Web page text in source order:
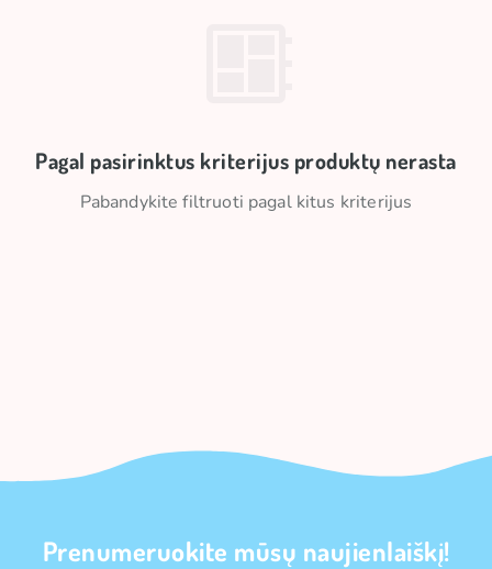
Pagal pasirinktus kriterijus produktų nerasta
Pabandykite filtruoti pagal kitus kriterijus
Prenumeruokite mūsų naujienlaiškį!